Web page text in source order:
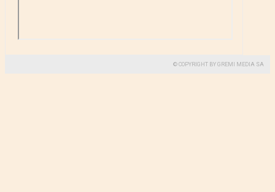
© COPYRIGHT BY GREMI MEDIA SA